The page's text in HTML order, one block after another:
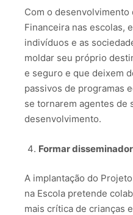
Com o desenvolvimento
Financeira nas escolas,
indivíduos e as
moldar seu próprio
e seguro e que deixem
passivos de programas
se tornarem agentes de
desenvolvimento.
Formar
A implantação do
na Escola pretende
mais crítica de crianças